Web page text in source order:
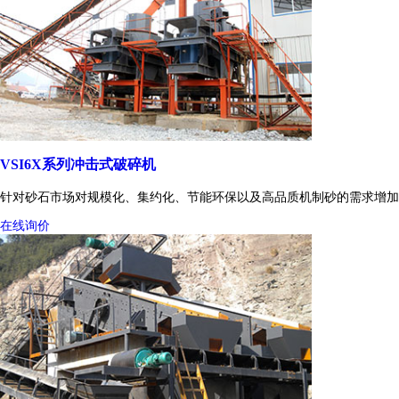
VSI6X系列冲击式破碎机
针对砂石市场对规模化、集约化、节能环保以及高品质机制砂的需求增加
在线询价